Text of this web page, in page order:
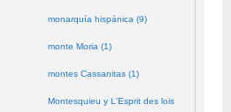
monarquía hispánica (9)
monte Moria (1)
montes Cassanitas (1)
Montesquieu y L'Esprit des lois